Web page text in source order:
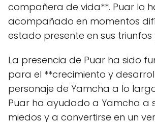
compañera de vida**. Puar lo
acompañado en momentos
estado presente en sus
La presencia de Puar ha sido
para el **crecimiento y
personaje de Yamcha a lo
Puar ha ayudado a Yamcha a
miedos y a convertirse en un